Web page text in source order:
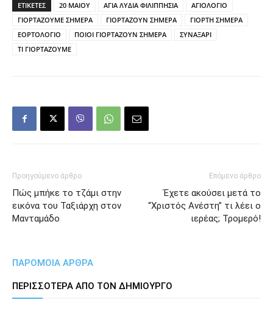
ΕΤΙΚΕΤΕΣ 20 ΜΑΙΟΥ ΑΓΙΑ ΛΥΔΙΑ ΦΙΛΙΠΠΗΣΙΑ
ΑΓΙΟΛΟΓΙΟ
ΓΙΟΡΤΑΖΟΥΜΕ ΣΗΜΕΡΑ
ΓΙΟΡΤΑΖΟΥΝ ΣΗΜΕΡΑ
ΓΙΟΡΤΗ ΣΗΜΕΡΑ
ΕΟΡΤΟΛΟΓΙΟ
ΠΟΙΟΙ ΓΙΟΡΤΑΖΟΥΝ ΣΗΜΕΡΑ
ΣΥΝΑΞΑΡΙ
ΤΙ ΓΙΟΡΤΑΖΟΥΜΕ
Προηγούμενο άρθρο
Πώς μπήκε το τζάμι στην
εικόνα του Ταξιάρχη στον
Μανταμάδο
Επόμενο άρθρο
Έχετε ακούσει μετά το
“Χριστός Ανέστη” τι λέει ο
ιερέας; Τρομερό!
ΠΑΡΟΜΟΙΑ ΑΡΘΡΑ
ΠΕΡΙΣΣΟΤΕΡΑ ΑΠΟ ΤΟΝ ΔΗΜΙΟΥΡΓΟ